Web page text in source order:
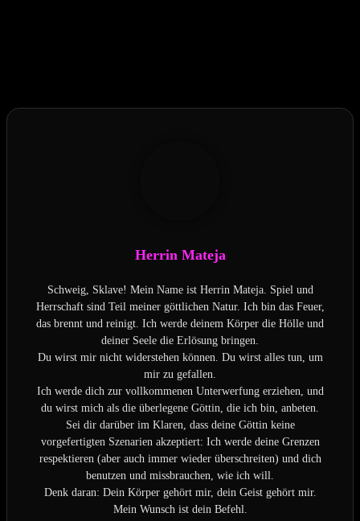
Herrin Mateja
Schweig, Sklave! Mein Name ist Herrin Mateja. Spiel und
Herrschaft sind Teil meiner göttlichen Natur. Ich bin das Feuer,
das brennt und reinigt. Ich werde deinem Körper die Hölle und
deiner Seele die Erlösung bringen.
Du wirst mir nicht widerstehen können. Du wirst alles tun, um
mir zu gefallen.
Ich werde dich zur vollkommenen Unterwerfung erziehen, und
du wirst mich als die überlegene Göttin, die ich bin, anbeten.
Sei dir darüber im Klaren, dass deine Göttin keine
vorgefertigten Szenarien akzeptiert: Ich werde deine Grenzen
respektieren (aber auch immer wieder überschreiten) und dich
benutzen und missbrauchen, wie ich will.
Denk daran: Dein Körper gehört mir, dein Geist gehört mir.
Mein Wunsch ist dein Befehl.